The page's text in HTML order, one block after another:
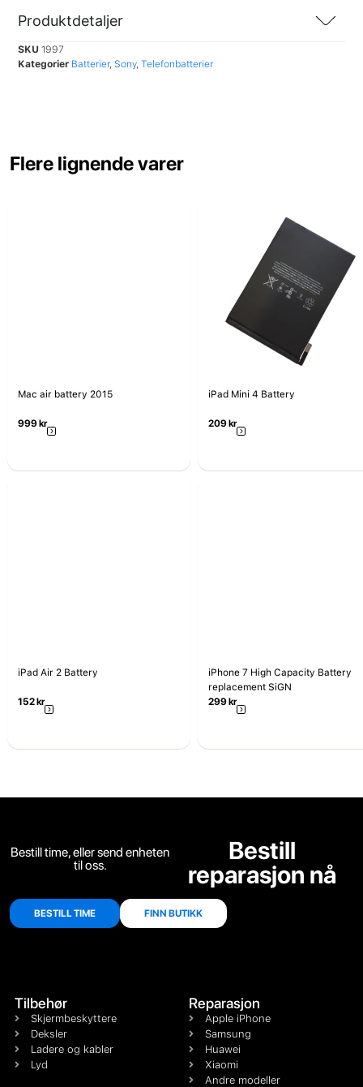
Produktdetaljer
SKU 1997
Kategorier Batterier, Sony, Telefonbatterier
Flere lignende varer
Mac air battery 2015
999kr
iPad Mini 4 Battery
209kr
iPad Air 2 Battery
152kr
iPhone 7 High Capacity Battery
replacement SiGN
299kr
Bestill time, eller send enheten
til oss.
Bestill
reparasjon nå
BESTILL TIME FINN BUTIKK
Tilbehør
Skjermbeskyttere
Deksler
Ladere og kabler
Lyd
Reparasjon
Apple iPhone
Samsung
Huawei
Xiaomi
Andre modeller